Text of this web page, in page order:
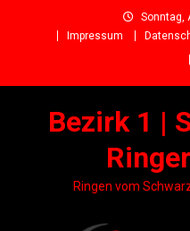
Sonntag,
Impressum
Bezirk 1 |
Ringen vom